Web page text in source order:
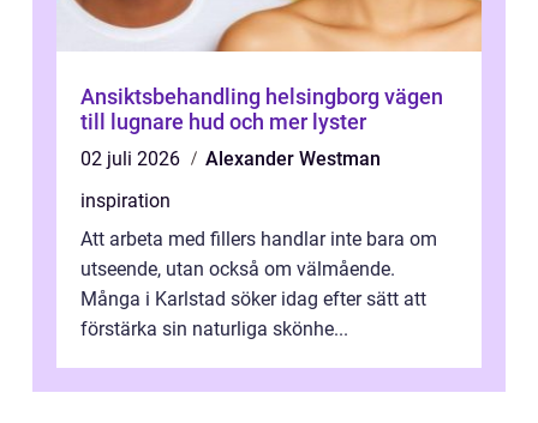
Ansiktsbehandling helsingborg vägen
till lugnare hud och mer lyster
02 juli 2026
Alexander Westman
inspiration
Att arbeta med fillers handlar inte bara om
utseende, utan också om välmående.
Många i Karlstad söker idag efter sätt att
förstärka sin naturliga skönhe...